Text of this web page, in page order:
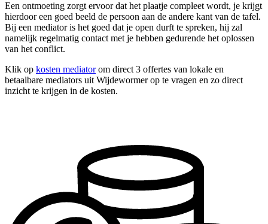
Een ontmoeting zorgt ervoor dat het plaatje compleet wordt, je krijgt
hierdoor een goed beeld de persoon aan de andere kant van de tafel.
Bij een mediator is het goed dat je open durft te spreken, hij zal
namelijk regelmatig contact met je hebben gedurende het oplossen
van het conflict.
Klik op kosten mediatorom direct 3 offertes van lokale en
betaalbare mediators uit Wijdewormer op te vragen en zo direct
inzicht te krijgen in de kosten.